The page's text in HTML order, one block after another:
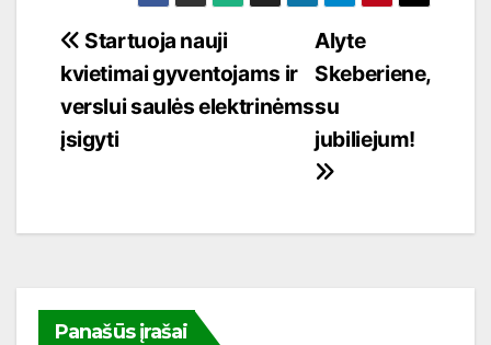
Navigacija
tarp
įrašų
Alyte
Skeberiene,
su
jubiliejum!
Startuoja nauji
kvietimai gyventojams ir
verslui saulės elektrinėms
įsigyti
Panašūs įrašai